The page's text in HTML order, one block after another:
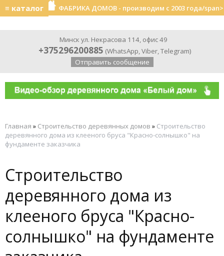
≡ каталог ФАБРИКА ДОМОВ - производим с 2003 года/span>
Минск ул. Некрасова 114, офис 49
+375296200885 (WhatsApp,Viber,Telegram)
Отправить сообщение
Главная » Строительство деревянных домов » Строительство
деревянного дома из клееного бруса "Красно-солнышко" на
фундаменте заказчика
Строительство
деревянного дома из
клееного бруса "Красно-
солнышко" на фундаменте